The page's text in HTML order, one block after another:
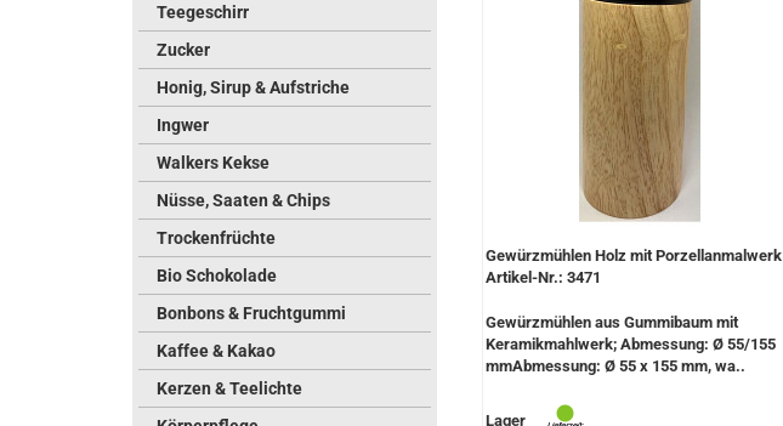
Gewürzmühlen Holz mit Porzellanmalwerk
Artikel-Nr.: 3471
Gewürzmühlen aus Gummibaum mit
Keramikmahlwerk; Abmessung: Ø 55/155
mmAbmessung: Ø 55 x 155 mm, wa..
Lager
Teegeschirr
Zucker
Honig, Sirup & Aufstriche
Ingwer
Walkers Kekse
Nüsse, Saaten & Chips
Trockenfrüchte
Bio Schokolade
Bonbons & Fruchtgummi
Kaffee & Kakao
Kerzen & Teelichte